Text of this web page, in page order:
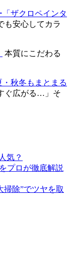
ザクロペインタ
も安心してカラ
本質にこだわる
秋冬もまとまる
ぐ広がる…」そ
気？
プロが徹底解説
掃除”でツヤを取